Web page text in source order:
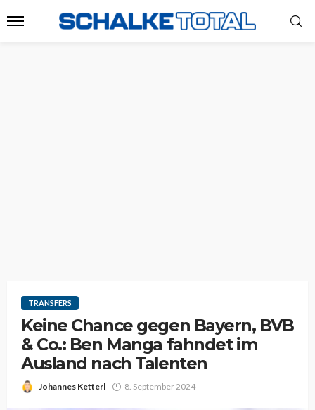
TRANSFERS
Keine Chance gegen Bayern, BVB
& Co.: Ben Manga fahndet im
Ausland nach Talenten
Johannes Ketterl 8. September 2024